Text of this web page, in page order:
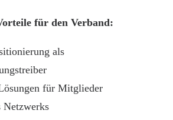
für den Verband:
als
für Mitglieder
Netzwerks